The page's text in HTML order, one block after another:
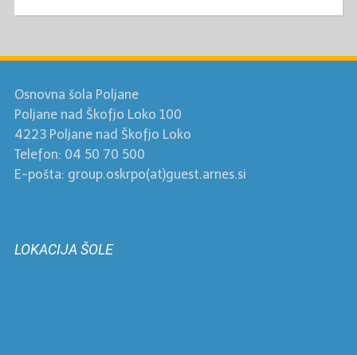
Osnovna šola Poljane
Poljane nad Škofjo Loko 100
4223 Poljane nad Škofjo Loko
Telefon: 04 50 70 500
E-pošta: group.oskrpo(at)guest.arnes.si
LOKACIJA ŠOLE